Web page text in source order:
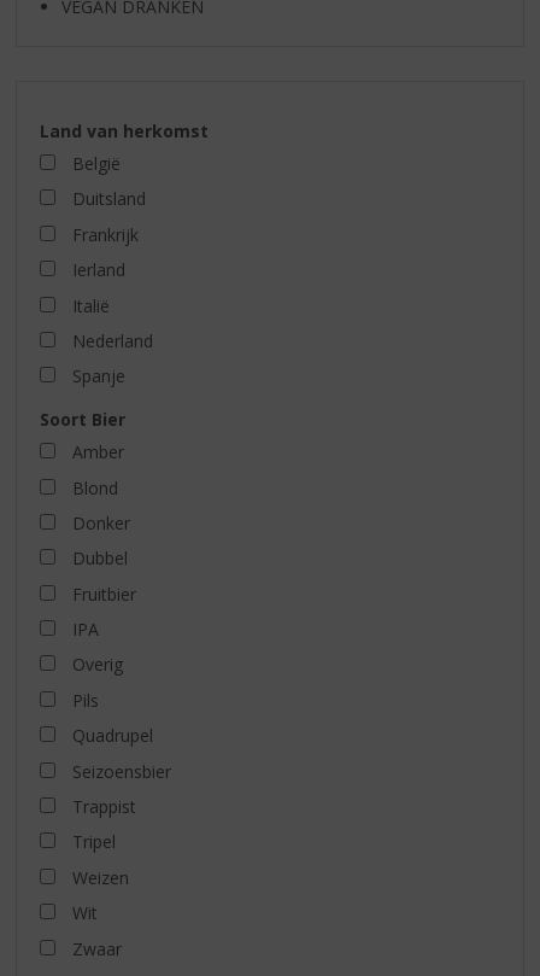
VEGAN DRANKEN
Land van herkomst
België
Duitsland
Frankrijk
Ierland
Italië
Nederland
Spanje
Soort Bier
Amber
Blond
Donker
Dubbel
Fruitbier
IPA
Overig
Pils
Quadrupel
Seizoensbier
Trappist
Tripel
Weizen
Wit
Zwaar